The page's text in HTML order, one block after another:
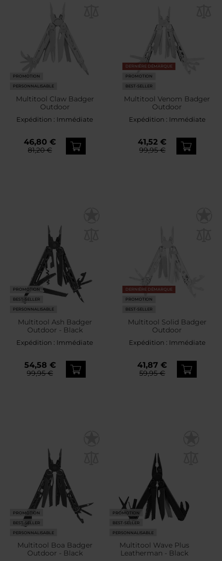
PROMOTION
PERSONNALISABLE
Multitool Claw Badger
Outdoor
Expédition : Immédiate
46,80 €
81,20 €
DERNIÈRE DÉMARQUE
PROMOTION
BEST-SELLER
Multitool Venom Badger
Outdoor
Expédition : Immédiate
41,52 €
99,95 €
PROMOTION
BEST-SELLER
PERSONNALISABLE
Multitool Ash Badger
Outdoor - Black
Expédition : Immédiate
54,58 €
99,95 €
DERNIÈRE DÉMARQUE
PROMOTION
BEST-SELLER
Multitool Solid Badger
Outdoor
Expédition : Immédiate
41,87 €
59,95 €
PROMOTION
BEST-SELLER
PERSONNALISABLE
Multitool Boa Badger
Outdoor - Black
PROMOTION
BEST-SELLER
PERSONNALISABLE
Multitool Wave Plus
Leatherman - Black